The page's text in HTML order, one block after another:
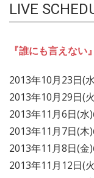
LIVE
『誰にも言えな
2013年10月23日(
2013年10月29日(
2013年11月6日(水
2013年11月7日(木
2013年11月8日(金
2013年11月12日(